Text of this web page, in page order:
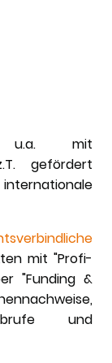
mit
gefördert
internationale
mit "Profi-
"Funding &
und